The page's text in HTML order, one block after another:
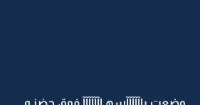
وضعت راآآآآآسهـاآآآآآآ فوق حضنـه